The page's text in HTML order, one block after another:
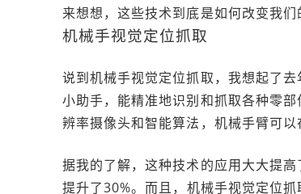
来想想，这些技术到底是如何改变我们
机械手视觉定位抓取
说到机械手视觉定位抓取，我想起了
小助手，能精准地识别和抓取各种零
辨率摄像头和智能算法，机械手臂可
据我的了解，这种技术的应用大大提
提升了30%。而且，机械手视觉定位